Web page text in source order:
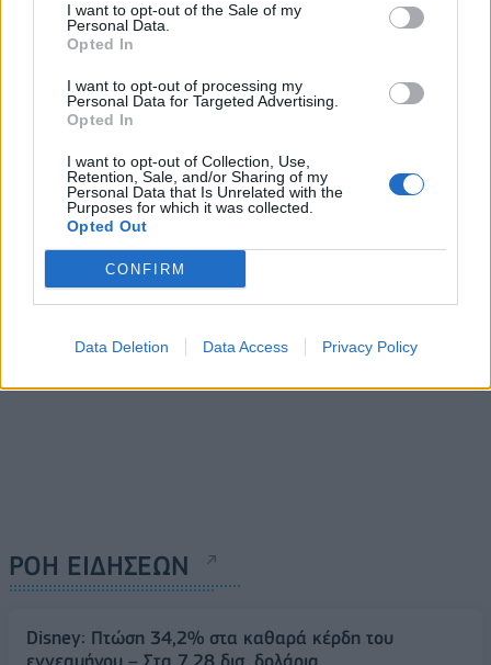
I want to opt-out of the Sale of my
Personal Data.
Opted In
I want to opt-out of processing my
Personal Data for Targeted Advertising.
Opted In
I want to opt-out of Collection, Use,
Retention, Sale, and/or Sharing of my
Personal Data that Is Unrelated with the
Purposes for which it was collected.
Opted Out
CONFIRM
Data Deletion Data Access Privacy Policy
πρόσβαση στο Instagram
με απόφαση της
κυβέρνησης
αμερικανικές δυνάμεις στη
Μέση Ανατολή
03/08/2024 - 09:17
ΡΟΗ ΕΙΔΗΣΕΩΝ
Disney: Πτώση 34,2% στα καθαρά κέρδη του
εννεαμήνου – Στα 7,28 δισ. δολάρια